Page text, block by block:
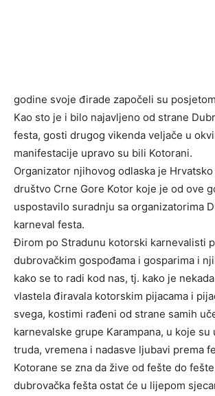
godine svoje đirade započeli su
Kao sto je i bilo najavljeno od strane
festa, gosti drugog vikenda veljače u
manifestacije upravo su bili Kotorani.
Organizator njihovog odlaska je
društvo Crne Gore Kotor koje je od ove
uspostavilo suradnju sa organizatorima
karneval festa.
Đirom po Stradunu kotorski karnevalisti
dubrovačkim gospođama i gosparima i
kako se to radi kod nas, tj. kako je
vlastela điravala kotorskim pijacama i
svega, kostimi rađeni od strane samih
karnevalske grupe Karampana, u koje su
truda, vremena i nadasve ljubavi prema
Kotorane se zna da žive od fešte do
dubrovačka fešta ostat će u lijepom